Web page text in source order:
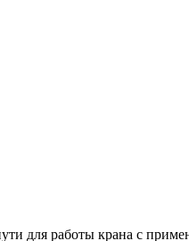
для работы крана с